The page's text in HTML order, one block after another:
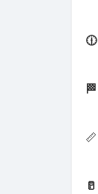
🏁
📏
🥛